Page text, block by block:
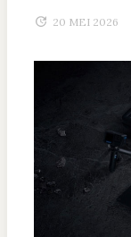
20 MEI 2026